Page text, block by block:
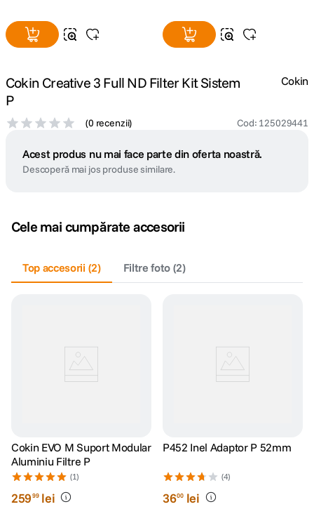
Cokin Creative 3 Full ND Filter Kit Sistem
P
(0 recenzii) Cod: 125029441
Cokin
Acest produs nu mai face parte din oferta noastră.
Descoperă mai jos produse similare.
Cele mai cumpărate accesorii
Top accesorii (2) Filtre foto (2)
Cokin EVO M Suport Modular
Aluminiu Filtre P
(1)
25999 lei
P452 Inel Adaptor P 52mm
(4)
3600 lei